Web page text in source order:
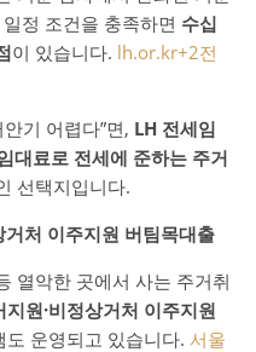
정 조건을 충족하면 수십
이 있습니다. lh.or.kr+2전
기 어렵다”면, LH 전세임
대료로 전세에 준하는 주거
선택지입니다.
처 이주지원 버팀목대출
열악한 곳에서 사는 주거취
원·비정상거처 이주지원
운영되고 있습니다. 서울